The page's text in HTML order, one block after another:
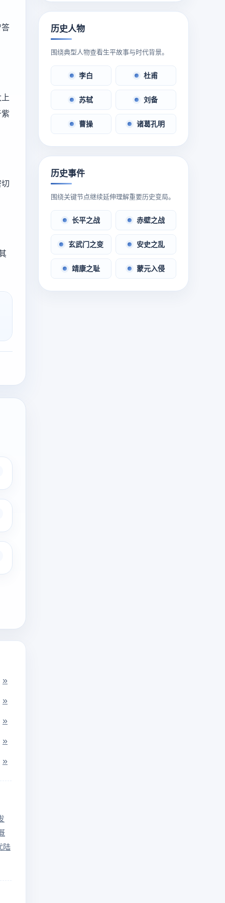
答
紫
»
»
»
»
»
陆
历史人物
围绕典型人物查看生平故事与时代背景。
李白 杜甫
苏轼 刘备
曹操 诸葛孔明
历史事件
围绕关键节点继续延伸理解重要历史变局。
长平之战 赤壁之战
玄武门之变 安史之乱
靖康之耻 蒙元入侵